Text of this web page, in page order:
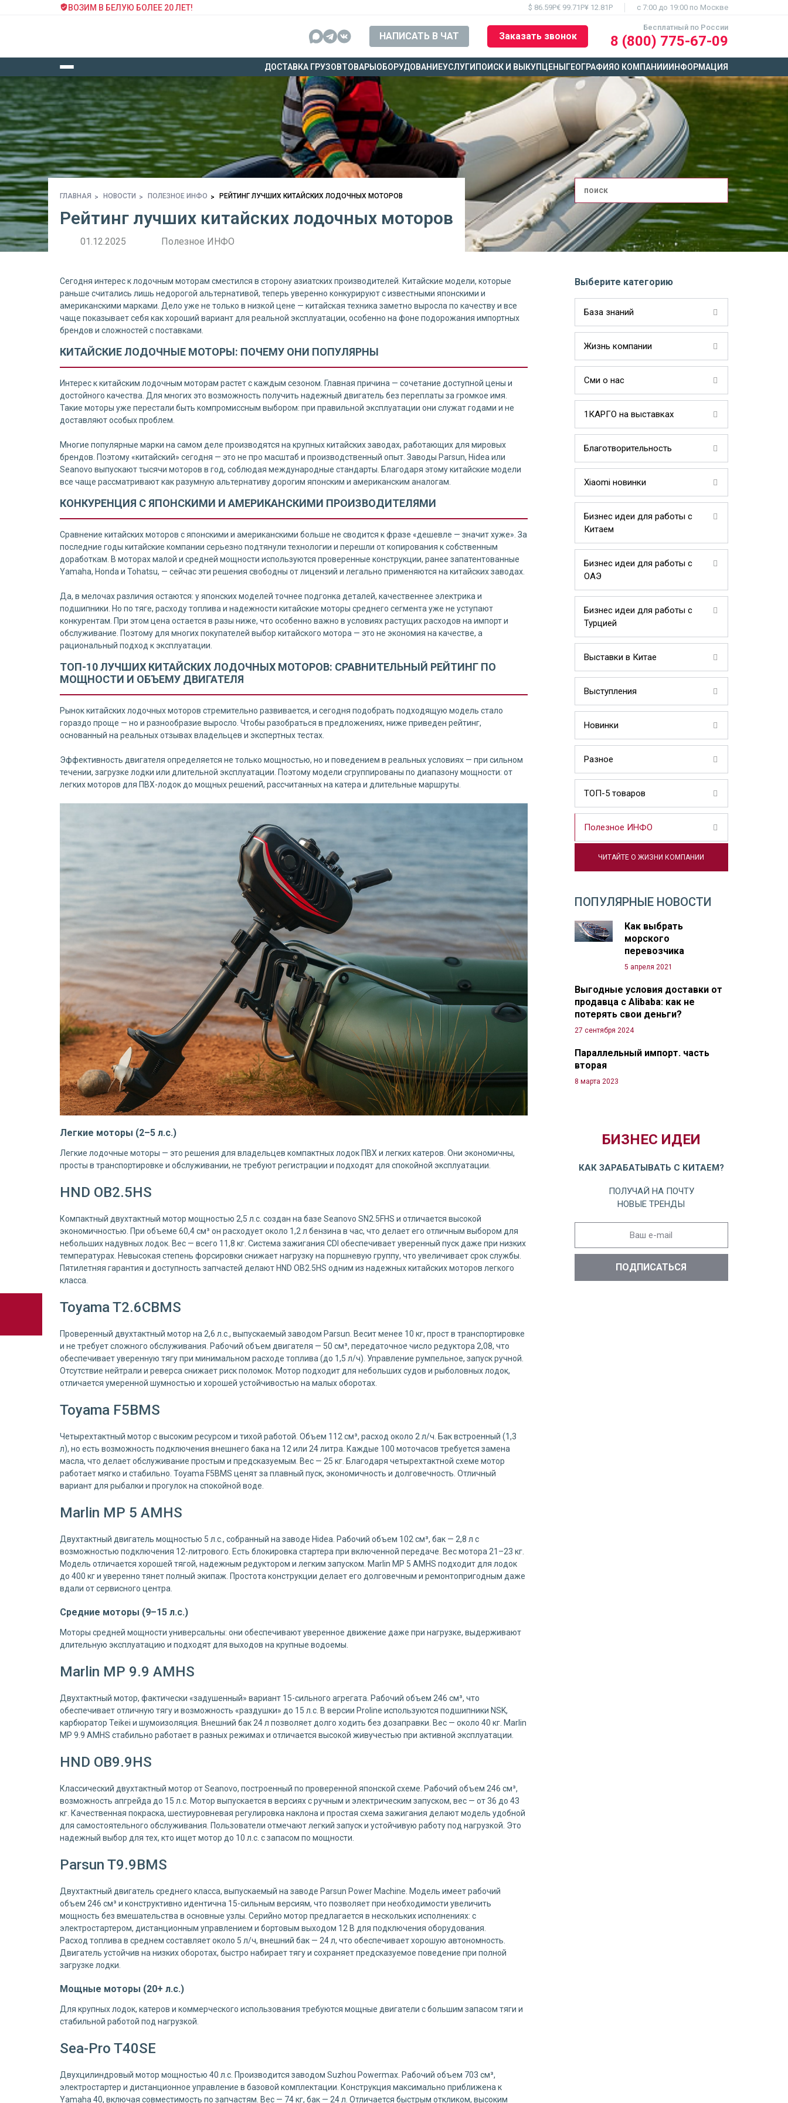
ВОЗИМ В БЕЛУЮ БОЛЕЕ 20 ЛЕТ! $ 86.59Р€ 99.71Р¥ 12.81Р c 7:00 до 19:00 по Москве
НАПИСАТЬ В ЧАТ Заказать звонок
Бесплатный по России
8 (800) 775-67-09
ДОСТАВКА ГРУЗОВТОВАРЫ ОБОРУДОВАНИЕУСЛУГИ ПОИСК И ВЫКУП ЦЕНЫ ГЕОГРАФИЯО КОМПАНИИ ИНФОРМАЦИЯ
ГЛАВНАЯ НОВОСТИ ПОЛЕЗНОЕ ИНФО РЕЙТИНГ ЛУЧШИХ КИТАЙСКИХ ЛОДОЧНЫХ МОТОРОВ
Рейтинг лучших китайских лодочных моторов
01.12.2025 Полезное ИНФО
Сегодня интерес к лодочным моторам сместился в сторону азиатских производителей. Китайские модели, которые
раньше считались лишь недорогой альтернативой, теперь уверенно конкурируют с известными японскими и
американскими марками. Дело уже не только в низкой цене — китайская техника заметно выросла по качеству и все
чаще показывает себя как хороший вариант для реальной эксплуатации, особенно на фоне подорожания импортных
брендов и сложностей с поставками.
КИТАЙСКИЕ ЛОДОЧНЫЕ МОТОРЫ: ПОЧЕМУ ОНИ ПОПУЛЯРНЫ
Интерес к китайским лодочным моторам растет с каждым сезоном. Главная причина — сочетание доступной цены и
достойного качества. Для многих это возможность получить надежный двигатель без переплаты за громкое имя.
Такие моторы уже перестали быть компромиссным выбором: при правильной эксплуатации они служат годами и не
доставляют особых проблем.
Многие популярные марки на самом деле производятся на крупных китайских заводах, работающих для мировых
брендов. Поэтому «китайский» сегодня — это не про масштаб и производственный опыт. Заводы Parsun, Hidea или
Seanovo выпускают тысячи моторов в год, соблюдая международные стандарты. Благодаря этому китайские модели
все чаще рассматривают как разумную альтернативу дорогим японским и американским аналогам.
КОНКУРЕНЦИЯ С ЯПОНСКИМИ И АМЕРИКАНСКИМИ ПРОИЗВОДИТЕЛЯМИ
Сравнение китайских моторов с японскими и американскими больше не сводится к фразе «дешевле — значит хуже». За
последние годы китайские компании серьезно подтянули технологии и перешли от копирования к собственным
доработкам. В моторах малой и средней мощности используются проверенные конструкции, ранее запатентованные
Yamaha, Honda и Tohatsu, — сейчас эти решения свободны от лицензий и легально применяются на китайских заводах.
Да, в мелочах различия остаются: у японских моделей точнее подгонка деталей, качественнее электрика и
подшипники. Но по тяге, расходу топлива и надежности китайские моторы среднего сегмента уже не уступают
конкурентам. При этом цена остается в разы ниже, что особенно важно в условиях растущих расходов на импорт и
обслуживание. Поэтому для многих покупателей выбор китайского мотора — это не экономия на качестве, а
рациональный подход к эксплуатации.
ТОП-10 ЛУЧШИХ КИТАЙСКИХ ЛОДОЧНЫХ МОТОРОВ: СРАВНИТЕЛЬНЫЙ РЕЙТИНГ ПО
МОЩНОСТИ И ОБЪЕМУ ДВИГАТЕЛЯ
Рынок китайских лодочных моторов стремительно развивается, и сегодня подобрать подходящую модель стало
гораздо проще — но и разнообразие выросло. Чтобы разобраться в предложениях, ниже приведен рейтинг,
основанный на реальных отзывах владельцев и экспертных тестах.
Эффективность двигателя определяется не только мощностью, но и поведением в реальных условиях — при сильном
течении, загрузке лодки или длительной эксплуатации. Поэтому модели сгруппированы по диапазону мощности: от
легких моторов для ПВХ-лодок до мощных решений, рассчитанных на катера и длительные маршруты.
Легкие моторы (2–5 л.с.)
Легкие лодочные моторы — это решения для владельцев компактных лодок ПВХ и легких катеров. Они экономичны,
просты в транспортировке и обслуживании, не требуют регистрации и подходят для спокойной эксплуатации.
HND OB2.5HS
Компактный двухтактный мотор мощностью 2,5 л.с. создан на базе Seanovo SN2.5FHS и отличается высокой
экономичностью. При объеме 60,4 см³ он расходует около 1,2 л бензина в час, что делает его отличным выбором для
небольших надувных лодок. Вес — всего 11,8 кг. Система зажигания CDI обеспечивает уверенный пуск даже при низких
температурах. Невысокая степень форсировки снижает нагрузку на поршневую группу, что увеличивает срок службы.
Пятилетняя гарантия и доступность запчастей делают HND OB2.5HS одним из надежных китайских моторов легкого
класса.
Toyama T2.6CBMS
Проверенный двухтактный мотор на 2,6 л.с., выпускаемый заводом Parsun. Весит менее 10 кг, прост в транспортировке
и не требует сложного обслуживания. Рабочий объем двигателя — 50 см³, передаточное число редуктора 2,08, что
обеспечивает уверенную тягу при минимальном расходе топлива (до 1,5 л/ч). Управление румпельное, запуск ручной.
Отсутствие нейтрали и реверса снижает риск поломок. Мотор подходит для небольших судов и рыболовных лодок,
отличается умеренной шумностью и хорошей устойчивостью на малых оборотах.
Toyama F5BMS
Четырехтактный мотор с высоким ресурсом и тихой работой. Объем 112 см³, расход около 2 л/ч. Бак встроенный (1,3
л), но есть возможность подключения внешнего бака на 12 или 24 литра. Каждые 100 моточасов требуется замена
масла, что делает обслуживание простым и предсказуемым. Вес — 25 кг. Благодаря четырехтактной схеме мотор
работает мягко и стабильно. Toyama F5BMS ценят за плавный пуск, экономичность и долговечность. Отличный
вариант для рыбалки и прогулок на спокойной воде.
Marlin MP 5 AMHS
Двухтактный двигатель мощностью 5 л.с., собранный на заводе Hidea. Рабочий объем 102 см³, бак — 2,8 л с
возможностью подключения 12-литрового. Есть блокировка стартера при включенной передаче. Вес мотора 21–23 кг.
Модель отличается хорошей тягой, надежным редуктором и легким запуском. Marlin MP 5 AMHS подходит для лодок
до 400 кг и уверенно тянет полный экипаж. Простота конструкции делает его долговечным и ремонтопригодным даже
вдали от сервисного центра.
Средние моторы (9–15 л.с.)
Моторы средней мощности универсальны: они обеспечивают уверенное движение даже при нагрузке, выдерживают
длительную эксплуатацию и подходят для выходов на крупные водоемы.
Marlin MP 9.9 AMHS
Двухтактный мотор, фактически «задушенный» вариант 15-сильного агрегата. Рабочий объем 246 см³, что
обеспечивает отличную тягу и возможность «раздушки» до 15 л.с. В версии Proline используются подшипники NSK,
карбюратор Teikei и шумоизоляция. Внешний бак 24 л позволяет долго ходить без дозаправки. Вес — около 40 кг. Marlin
MP 9.9 AMHS стабильно работает в разных режимах и отличается высокой живучестью при активной эксплуатации.
HND OB9.9HS
Классический двухтактный мотор от Seanovo, построенный по проверенной японской схеме. Рабочий объем 246 см³,
возможность апгрейда до 15 л.с. Мотор выпускается в версиях с ручным и электрическим запуском, вес — от 36 до 43
кг. Качественная покраска, шестиуровневая регулировка наклона и простая схема зажигания делают модель удобной
для самостоятельного обслуживания. Пользователи отмечают легкий запуск и устойчивую работу под нагрузкой. Это
надежный выбор для тех, кто ищет мотор до 10 л.с. с запасом по мощности.
Parsun T9.9BMS
Двухтактный двигатель среднего класса, выпускаемый на заводе Parsun Power Machine. Модель имеет рабочий
объем 246 см³ и конструктивно идентична 15-сильным версиям, что позволяет при необходимости увеличить
мощность без вмешательства в основные узлы. Серийно мотор предлагается в нескольких исполнениях: с
электростартером, дистанционным управлением и бортовым выходом 12 В для подключения оборудования.
Расход топлива в среднем составляет около 5 л/ч, внешний бак — 24 л, что обеспечивает хорошую автономность.
Двигатель устойчив на низких оборотах, быстро набирает тягу и сохраняет предсказуемое поведение при полной
загрузке лодки.
Мощные моторы (20+ л.с.)
Для крупных лодок, катеров и коммерческого использования требуются мощные двигатели с большим запасом тяги и
стабильной работой под нагрузкой.
Sea-Pro T40SE
Двухцилиндровый мотор мощностью 40 л.с. Производится заводом Suzhou Powermax. Рабочий объем 703 см³,
электростартер и дистанционное управление в базовой комплектации. Конструкция максимально приближена к
Yamaha 40, включая совместимость по запчастям. Вес — 74 кг, бак — 24 л. Отличается быстрым откликом, высоким
Выберите категорию
База знаний
Жизнь компании
Сми о нас
1КАРГО на выставках
Благотворительность
Xiaomi новинки
Бизнес идеи для работы с
Китаем
Бизнес идеи для работы с
ОАЭ
Бизнес идеи для работы с
Турцией
Выставки в Китае
Выступления
Новинки
Разное
ТОП-5 товаров
Полезное ИНФО
ЧИТАЙТЕ О ЖИЗНИ КОМПАНИИ
ПОПУЛЯРНЫЕ НОВОСТИ
Как выбрать
морского
перевозчика
5 апреля 2021
Выгодные условия доставки от
продавца с Alibaba: как не
потерять свои деньги?
27 сентября 2024
Параллельный импорт. часть
вторая
8 марта 2023
БИЗНЕС ИДЕИ
КАК ЗАРАБАТЫВАТЬ С КИТАЕМ?
ПОЛУЧАЙ НА ПОЧТУ
НОВЫЕ ТРЕНДЫ